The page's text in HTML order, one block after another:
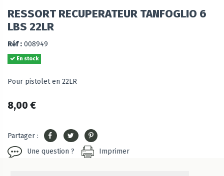
RESSORT RECUPERATEUR TANFOGLIO 6
LBS 22LR
Réf : 008949
En stock
Pour pistolet en 22LR
8,00 €
Partager :
Une question ?
Imprimer